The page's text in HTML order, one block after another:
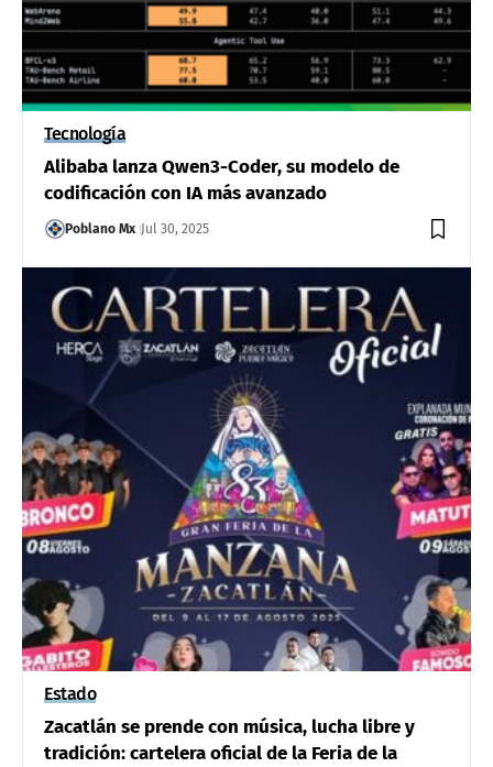
Tecnología
Alibaba lanza Qwen3-Coder, su modelo de
codificación con IA más avanzado
Poblano Mx Jul 30, 2025
Estado
Zacatlán se prende con música, lucha libre y
tradición: cartelera oficial de la Feria de la